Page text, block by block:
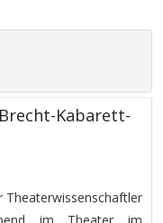
Kabarett-
Theaterwissenschaftler